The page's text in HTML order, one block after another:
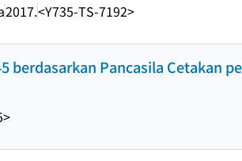
2017.<Y735-TS-7192>
berdasarkan Pancasila Cetakan